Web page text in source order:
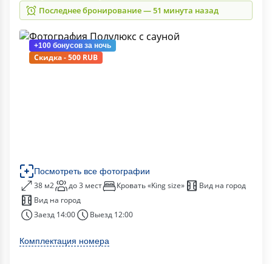
Последнее бронирование — 51 минута назад
+100 бонусов за ночь
Скидка - 500 RUB
Посмотреть все фотографии
38 м2 до 3 мест Кровать «King size»
Вид на город
Вид на город
Заезд 14:00
Выезд 12:00
Комплектация номера